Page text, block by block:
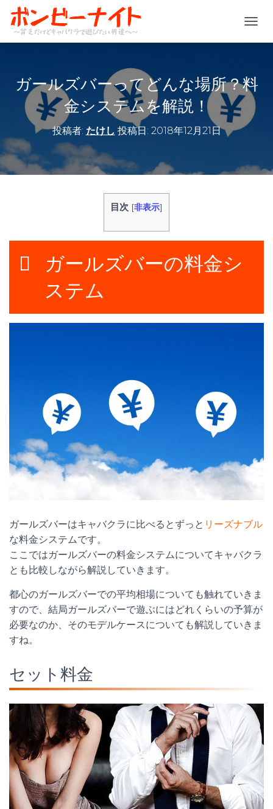
ビ
シ
ョ
ン
を
切
ガールズバーってどんな場所？料
金システムを解説！
投稿者: たけし 投稿日: 2018年12月21日
目次 [非表示]
ガールズバーの料金シ
ステム
ガールズバーはキャバクラに比べるとずっと リーズナブル
な料金システムです。
ここではガールズバーの料金システムについてキャバクラ
とも比較しながら解説していきます。
都心のガールズバーでの平均相場についても触れていきま
すので、結局ガールズバーで遊ぶにはどれくらいの予算が
必要なのか、そのモデルケースについても解説していきま
すね。
セット料金